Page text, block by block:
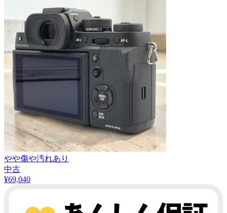
やや傷や汚れあり
中古
¥69,040